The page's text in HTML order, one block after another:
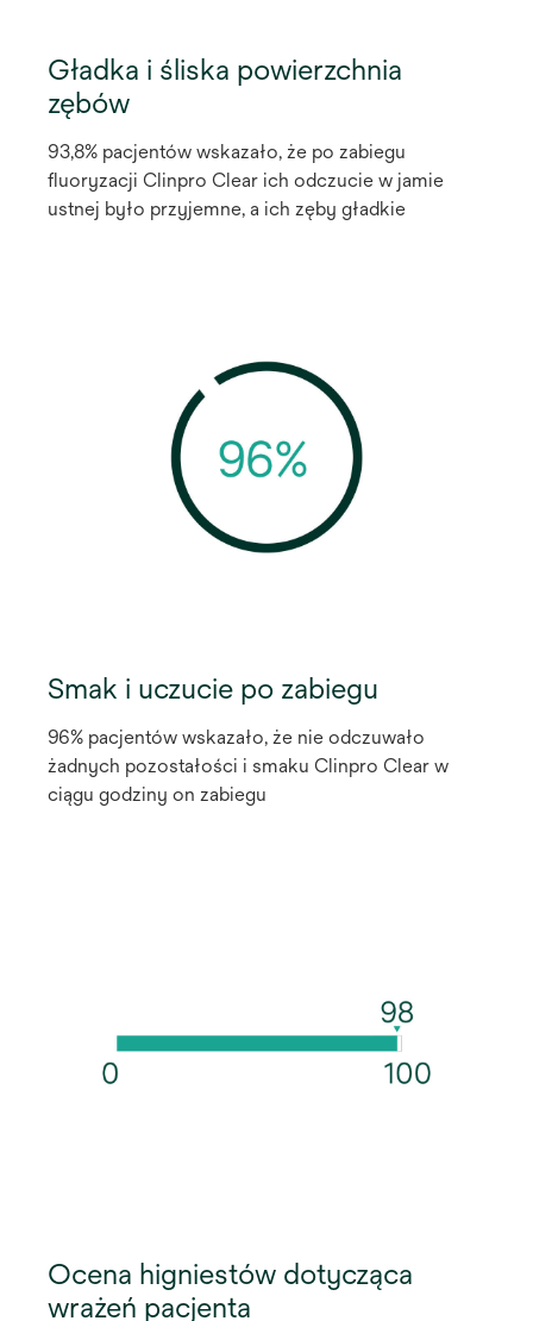
Gładka i śliska powierzchnia
zębów
93,8% pacjentów wskazało, że po zabiegu
fluoryzacji Clinpro Clear ich odczucie w jamie
ustnej było przyjemne, a ich zęby gładkie
Smak i uczucie po zabiegu
96% pacjentów wskazało, że nie odczuwało
żadnych pozostałości i smaku Clinpro Clear w
ciągu godziny on zabiegu
Ocena higniestów dotycząca
wrażeń pacjenta